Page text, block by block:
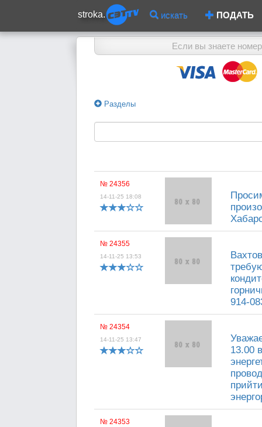
stroka. искать ПОДАТЬ
Если вы знаете
Разделы
№ 24356
14-11-25 18:08
№ 24355
14-11-25 13:53
914-
№ 24354
14-11-25 13:47
13.00
№ 24353